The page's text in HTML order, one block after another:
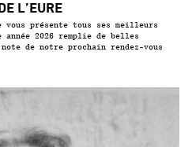
L’EURE
vous présente tous ses meilleurs
année 2026 remplie de belles
de notre prochain rendez-vous